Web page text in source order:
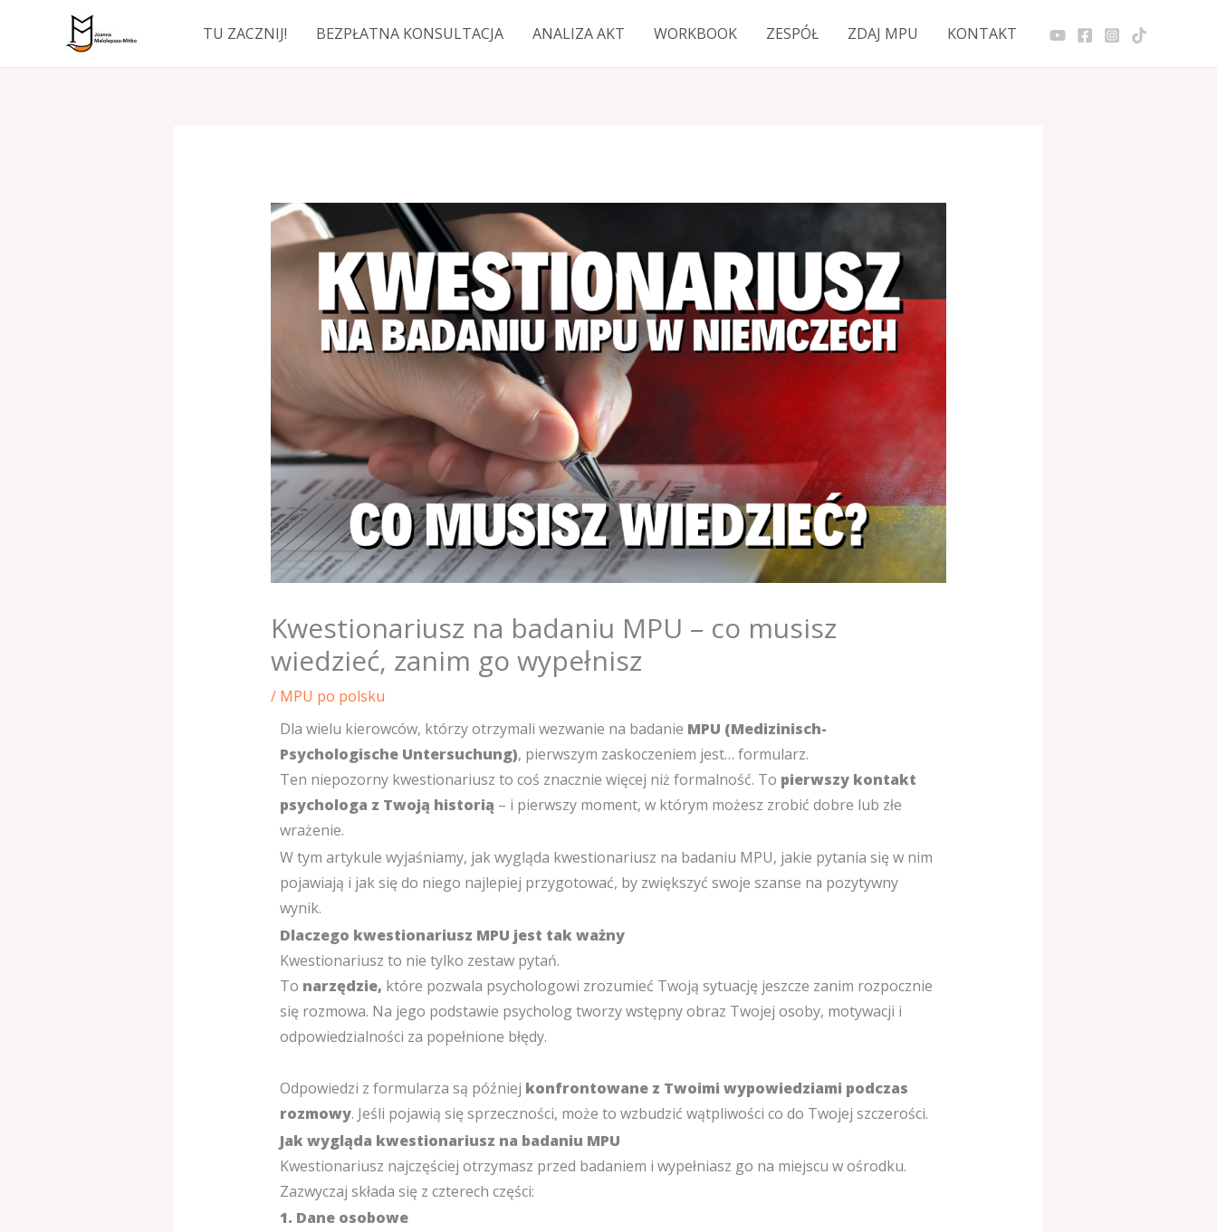
TU ZACZNIJ! BEZPŁATNA KONSULTACJA ANALIZA AKT WORKBOOK ZESPÓŁ ZDAJ MPU KONTAKT
Kwestionariusz na badaniu MPU – co musisz
wiedzieć, zanim go wypełnisz
/ MPU po polsku
Dla wielu kierowców, którzy otrzymali wezwanie na badanie MPU (Medizinisch-
Psychologische Untersuchung), pierwszym zaskoczeniem jest… formularz.
Ten niepozorny kwestionariusz to coś znacznie więcej niż formalność. To pierwszy kontakt
psychologa z Twoją historią – i pierwszy moment, w którym możesz zrobić dobre lub złe
wrażenie.
W tym artykule wyjaśniamy, jak wygląda kwestionariusz na badaniu MPU, jakie pytania się w nim
pojawiają i jak się do niego najlepiej przygotować, by zwiększyć swoje szanse na pozytywny
wynik.
Dlaczego kwestionariusz MPU jest tak ważny
Kwestionariusz to nie tylko zestaw pytań.
To narzędzie, które pozwala psychologowi zrozumieć Twoją sytuację jeszcze zanim rozpocznie
się rozmowa. Na jego podstawie psycholog tworzy wstępny obraz Twojej osoby, motywacji i
odpowiedzialności za popełnione błędy.
Odpowiedzi z formularza są później konfrontowane z Twoimi wypowiedziami podczas
rozmowy. Jeśli pojawią się sprzeczności, może to wzbudzić wątpliwości co do Twojej szczerości.
Jak wygląda kwestionariusz na badaniu MPU
Kwestionariusz najczęściej otrzymasz przed badaniem i wypełniasz go na miejscu w ośrodku.
Zazwyczaj składa się z czterech części:
1. Dane osobowe